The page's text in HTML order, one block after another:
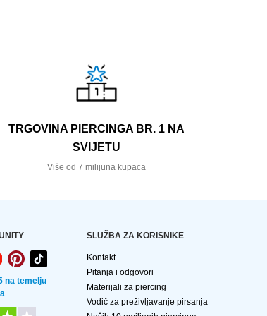
TRGOVINA PIERCINGA BR. 1 NA
SVIJETU
Više od 7 milijuna kupaca
na temelju
SLUŽBA ZA KORISNIKE
Kontakt
Pitanja i odgovori
Materijali za piercing
Vodič za preživljavanje pirsanja